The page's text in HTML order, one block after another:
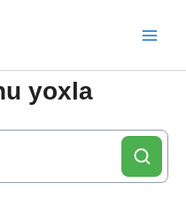
yoxla